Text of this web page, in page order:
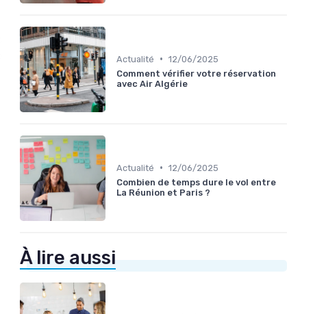
Actualité • 12/06/2025
Comment vérifier votre réservation
avec Air Algérie
Actualité • 12/06/2025
Combien de temps dure le vol entre
La Réunion et Paris ?
À lire aussi